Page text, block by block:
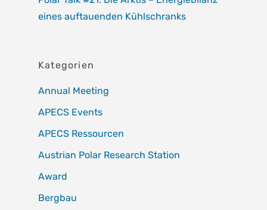
eines auftauenden Kühlschranks
Kategorien
Annual Meeting
APECS Events
APECS Ressourcen
Austrian Polar Research Station
Award
Bergbau